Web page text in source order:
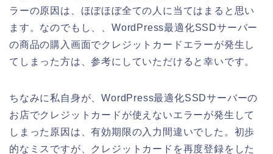
ラーの原因は、ほぼほぼ全ての人に当てはまると思い
ます。なのでもし、、WordPress最適化SSDサーバー
の商品の購入画面でクレジットカードエラーが発生し
てしまった方は、参考にしていただけると幸いです。
ちなみに私自身が、WordPress最適化SSDサーバーの
お店でクレジットカードが使えないエラーが発生して
しまった原因は、有効期限の入力間違いでした。初歩
的なミスですが、クレジットカードを再度登録をした